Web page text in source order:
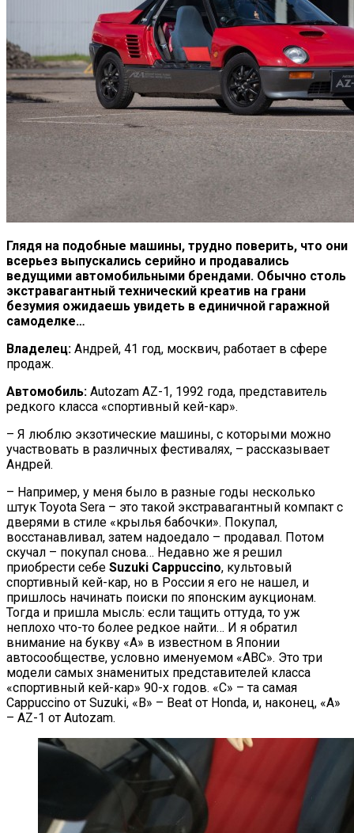
Глядя на подобные машины, трудно поверить, что они
всерьез выпускались серийно и продавались
ведущими автомобильными брендами. Обычно столь
экстравагантный технический креатив на грани
безумия ожидаешь увидеть в единичной гаражной
самоделке…
Владелец: Андрей, 41 год, москвич, работает в сфере
продаж.
Автомобиль: Autozam AZ-1, 1992 года, представитель
редкого класса «спортивный кей-кар».
– Я люблю экзотические машины, с которыми можно
участвовать в различных фестивалях, – рассказывает
Андрей.
– Например, у меня было в разные годы несколько
штук Toyota Sera – это такой экстравагантный компакт с
дверями в стиле «крылья бабочки». Покупал,
восстанавливал, затем надоедало – продавал. Потом
скучал – покупал снова… Недавно же я решил
приобрести себе Suzuki Cappuccino, культовый
спортивный кей-кар, но в России я его не нашел, и
пришлось начинать поиски по японским аукционам.
Тогда и пришла мысль: если тащить оттуда, то уж
неплохо что-то более редкое найти… И я обратил
внимание на букву «А» в известном в Японии
автосообществе, условно именуемом «ABC». Это три
модели самых знаменитых представителей класса
«спортивный кей-кар» 90-х годов. «С» – та самая
Cappuccino от Suzuki, «B» – Beat от Honda, и, наконец, «A»
– AZ-1 от Autozam.